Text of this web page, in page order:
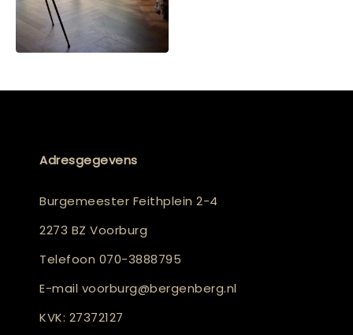
Adresgegevens
Burgemeester Feithplein 2-4
2273 BZ Voorburg
Telefoon 070-3888795
E-mail voorburg@bergenberg.nl
KVK: 27372127